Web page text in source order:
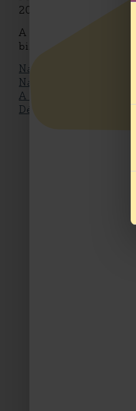
200.000 forint
A per során az
biztosított a TASZ
Nagy László
Nagy László
A jogerős ítélet
Dénes Balázs: A